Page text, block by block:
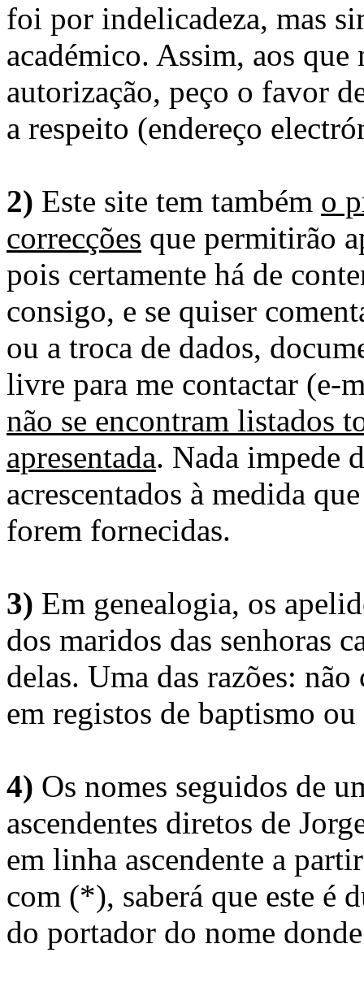
foi por indelicadeza, mas
académico. Assim, aos
autorização, peço o favor
a respeito (endereço
2) Este site tem também o
correcções que permitirão
pois certamente há de
consigo, e se quiser
ou a troca de dados,
livre para me contactar (e-
não se encontram listados
apresentada. Nada impede
acrescentados à medida
forem fornecidas.
3) Em genealogia, os
dos maridos das senhoras
delas. Uma das razões:
em registos de baptismo
4) Os nomes seguidos de
ascendentes diretos de
em linha ascendente a
com (*), saberá que este é
do portador do nome